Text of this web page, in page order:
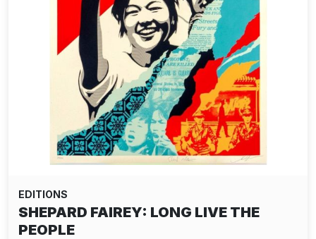
EDITIONS
SHEPARD FAIREY: LONG LIVE THE
PEOPLE